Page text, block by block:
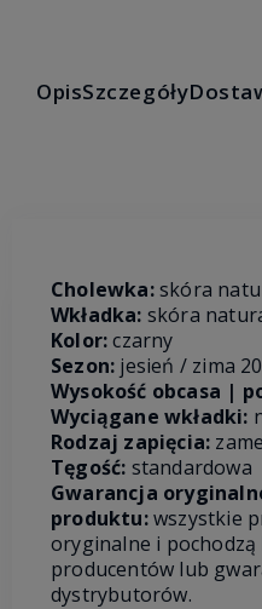
OpisSzczegóły
Cholewka:skóra
Wkładka: skóra
Kolor:czarny
Sezon: jesień / zima
Wysokość obcasa |
Wyciągane wkładki:
Rodzaj zapięcia:
Tęgość: standardowa
Gwarancja
produktu:wszystkie
oryginalne i
producentów lub
dystrybutorów.